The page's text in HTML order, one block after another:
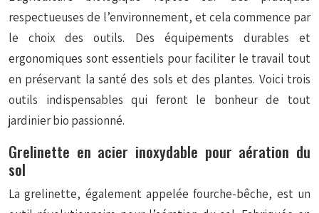
respectueuses de l’environnement, et cela commence par
le choix des outils. Des équipements durables et
ergonomiques sont essentiels pour faciliter le travail tout
en préservant la santé des sols et des plantes. Voici trois
outils indispensables qui feront le bonheur de tout
jardinier bio passionné.
Grelinette en acier inoxydable pour aération du
sol
La grelinette, également appelée fourche-bêche, est un